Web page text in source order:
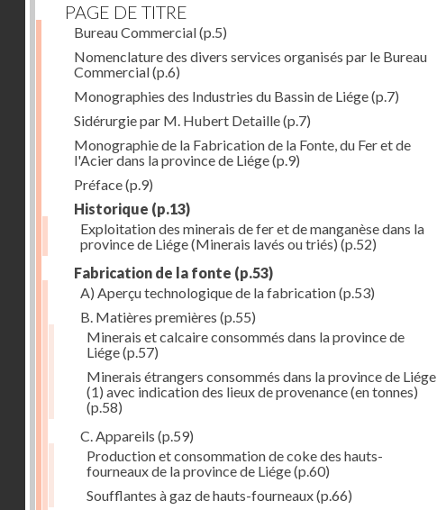
PAGE DE TITRE
Bureau Commercial(p.5)
Nomenclature des divers services organisés par le Bureau
Commercial(p.6)
Monographies des Industries du Bassin de Liége(p.7)
Sidérurgie par M. Hubert Detaille(p.7)
Monographie de la Fabrication de la Fonte, du Fer et de
l'Acier dans la province de Liége(p.9)
Préface(p.9)
Historique (p.13)
Exploitation des minerais de fer et de manganèse dans la
province de Liége (Minerais lavés ou triés) (p.52)
Fabrication de la fonte (p.53)
A) Aperçu technologique de la fabrication(p.53)
B. Matières premières (p.55)
Minerais et calcaire consommés dans la province de
Liége(p.57)
Minerais étrangers consommés dans la province de Liége
(1) avec indication des lieux de provenance (en tonnes)
(p.58)
C. Appareils (p.59)
Production et consommation de coke des hauts-
fourneaux de la province de Liége(p.60)
Soufflantes à gaz de hauts-fourneaux(p.66)